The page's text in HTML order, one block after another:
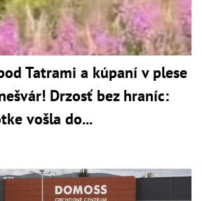
Tatrami a kúpaní v plese
Drzosť bez hraníc:
vošla do...